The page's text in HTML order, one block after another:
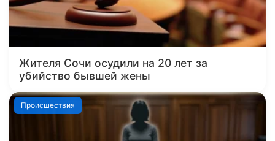
Жителя Сочи осудили на 20 лет за
убийство бывшей жены
Происшествия